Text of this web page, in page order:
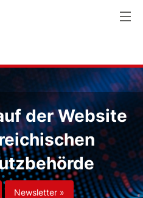
der Website
Newsletter »